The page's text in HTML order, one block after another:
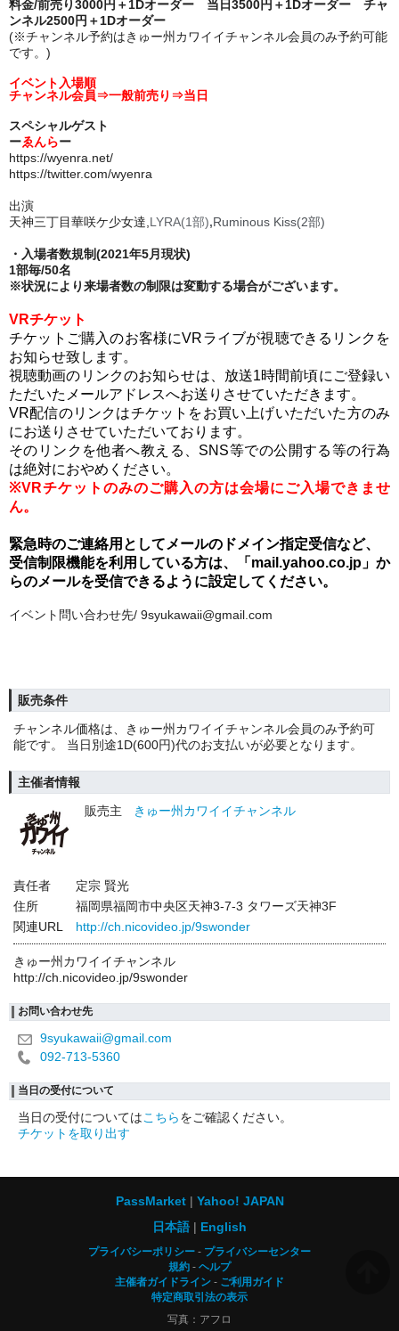
料金/前売り3000円＋1Dオーダー 当日3500円＋1Dオーダー チャ
ンネル2500円＋1Dオーダー
(※チャンネル予約はきゅー州カワイイチャンネル会員のみ予約可能
です。)
イベント入場順
チャンネル会員⇒一般前売り ⇒当日
スペシャルゲスト
ーゑんらー
https://wyenra.net/
https://twitter.com/wyenra
出演
天神三丁目華咲ケ少女達, LYRA(1部),Ruminous Kiss(2部)
・入場者数規制(2021年5月現状)
1部毎/50名
※状況により来場者数の制限は変動する場合がございます。
VRチケット
チケットご購入のお客様にVRライブが視聴できるリンクを
お知らせ致します。
視聴動画のリンクのお知らせは、放送1時間前頃にご登録い
ただいたメールアドレスへお送りさせていただきます。
VR配信のリンクはチケットをお買い上げいただいた方のみ
にお送りさせていただいております。
そのリンクを他者へ教える、SNS等での公開する等の行為
は絶対におやめください。
※VRチケットのみのご購入の方は会場にご入場できませ
ん。
緊急時のご連絡用としてメールのドメイン指定受信など、
受信制限機能を利用している方は、「mail.yahoo.co.jp」か
らのメールを受信できるように設定してください。
イベント問い合わせ先/ 9syukawaii@gmail.com
販売条件
チャンネル価格は、きゅー州カワイイチャンネル会員のみ予約可
能です。 当日別途1D(600円)代のお支払いが必要となります。
主催者情報
販売主
きゅー州カワイイチャンネル
責任者
定宗 賢光
住所
福岡県福岡市中央区天神3-7-3 タワーズ天神3F
関連URL
http://ch.nicovideo.jp/9swonder
きゅー州カワイイチャンネル
http://ch.nicovideo.jp/9swonder
お問い合わせ先
9syukawaii@gmail.com
092-713-5360
当日の受付について
当日の受付についてはこちらをご確認ください。
チケットを取り出す
PassMarket
Yahoo! JAPAN
日本語
English
プライバシーポリシー
プライバシーセンター
規約
ヘルプ
主催者ガイドライン
ご利用ガイド
特定商取引法の表示
写真：アフロ